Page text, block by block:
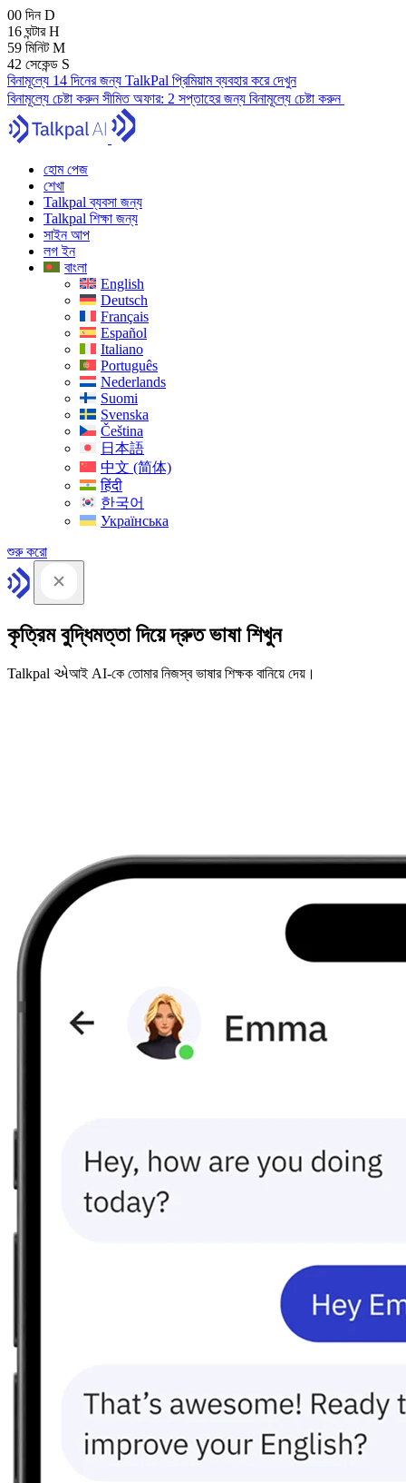
00 দিনD
16 ঘন্টারH
59 মিনিটM
41 সেকেন্ড S
বিনামূল্যে 14 দিনের জন্য TalkPal প্রিমিয়াম ব্যবহার করে দেখুন
বিনামূল্যে চেষ্টা করুনসীমিত অফার: 2 সপ্তাহের জন্য বিনামূল্যে চেষ্টা করুন
হোম পেজ
শেখা
Talkpal ব্যবসা জন্য
Talkpal শিক্ষা জন্য
সাইন আপ
লগ ইন
বাংলা
English
Deutsch
Français
Español
Italiano
Português
Nederlands
Suomi
Svenska
Čeština
日本語
中文 (简体)
हिंदी
한국어
Українська
শুরু করো
কৃত্রিম বুদ্ধিমত্তা দিয়ে দ্রুত ভাষা শিখুন
Talkpal એআই AI-কে তোমার নিজস্ব ভাষার শিক্ষক বানিয়ে দেয়।